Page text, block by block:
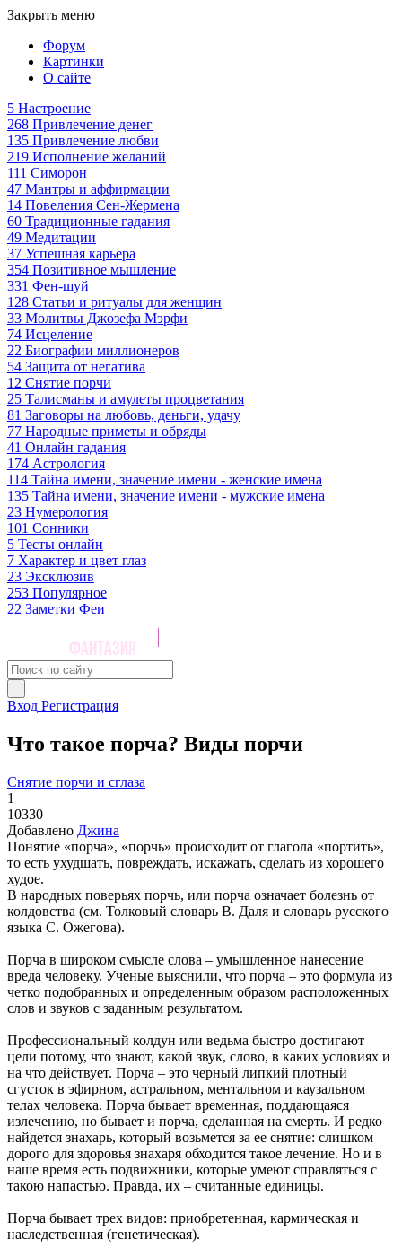
Закрыть меню
Форум
Картинки
О сайте
5 Настроение
268 Привлечение денег
135 Привлечение любви
219 Исполнение желаний
111 Симорон
47 Мантры и аффирмации
14 Повеления Сен-Жермена
60 Традиционные гадания
49 Медитации
37 Успешная карьера
354 Позитивное мышление
331 Фен-шуй
128 Статьи и ритуалы для женщин
33 Молитвы Джозефа Мэрфи
74 Исцеление
22 Биографии миллионеров
54 Защита от негатива
12 Снятие порчи
25 Талисманы и амулеты процветания
81 Заговоры на любовь, деньги, удачу
77 Народные приметы и обряды
41 Онлайн гадания
174 Астрология
114 Тайна имени, значение имени - женские имена
135 Тайна имени, значение имени - мужские имена
23 Нумерология
101 Сонники
5 Тесты онлайн
7 Характер и цвет глаз
23 Эксклюзив
253 Популярное
22 Заметки Феи
Вход Регистрация
Что такое порча? Виды порчи
Снятие порчи и сглаза
1
10330
Добавлено Джина
Понятие «порча», «порчь» происходит от глагола «портить»,
то есть ухудшать, повреждать, искажать, сделать из хорошего
худое.
В народных поверьях порчь, или порча означает болезнь от
колдовства (см. Толковый словарь В. Даля и словарь русского
языка С. Ожегова).
Порча в широком смысле слова – умышленное нанесение
вреда человеку. Ученые выяснили, что порча – это формула из
четко подобранных и определенным образом расположенных
слов и звуков с заданным результатом.
Профессиональный колдун или ведьма быстро достигают
цели потому, что знают, какой звук, слово, в каких условиях и
на что действует. Порча – это черный липкий плотный
сгусток в эфирном, астральном, ментальном и каузальном
телах человека. Порча бывает временная, поддающаяся
излечению, но бывает и порча, сделанная на смерть. И редко
найдется знахарь, который возьмется за ее снятие: слишком
дорого для здоровья знахаря обходится такое лечение. Но и в
наше время есть подвижники, которые умеют справляться с
такою напастью. Правда, их – считанные единицы.
Порча бывает трех видов: приобретенная, кармическая и
наследственная (генетическая).